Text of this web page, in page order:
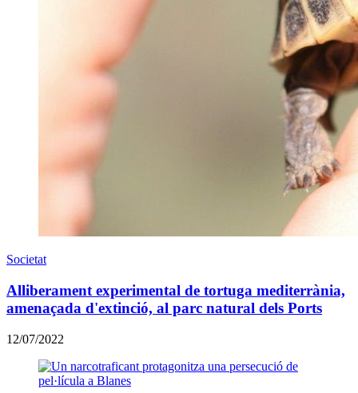
Societat
Alliberament experimental de tortuga mediterrània,
amenaçada d'extinció, al parc natural dels Ports
12/07/2022